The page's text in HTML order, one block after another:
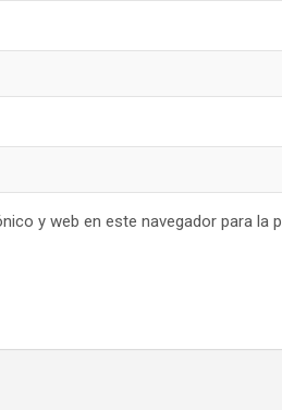
y web en este navegador para la